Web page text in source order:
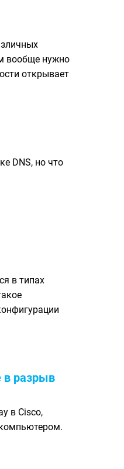
вообще нужно
открывает
DNS, но что
в типах
в разрыв
в Cisco,